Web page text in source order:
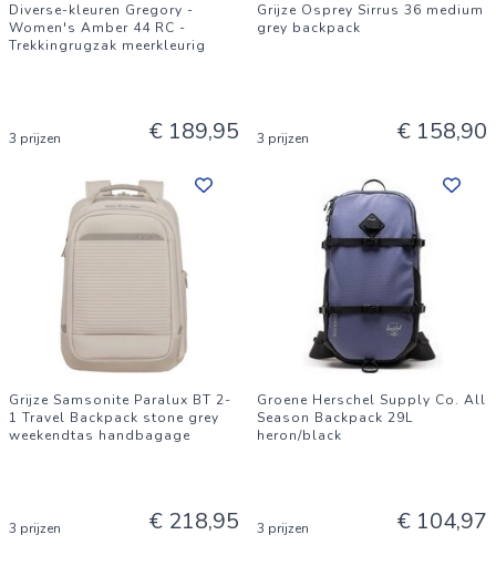
Diverse-kleuren Gregory -
Women's Amber 44 RC -
Trekkingrugzak meerkleurig
3 prijzen € 189,95
Grijze Osprey Sirrus 36 medium
grey backpack
3 prijzen € 158,90
Grijze Samsonite Paralux BT 2-
1 Travel Backpack stone grey
weekendtas handbagage
3 prijzen € 218,95
Groene Herschel Supply Co. All
Season Backpack 29L
heron/black
3 prijzen € 104,97